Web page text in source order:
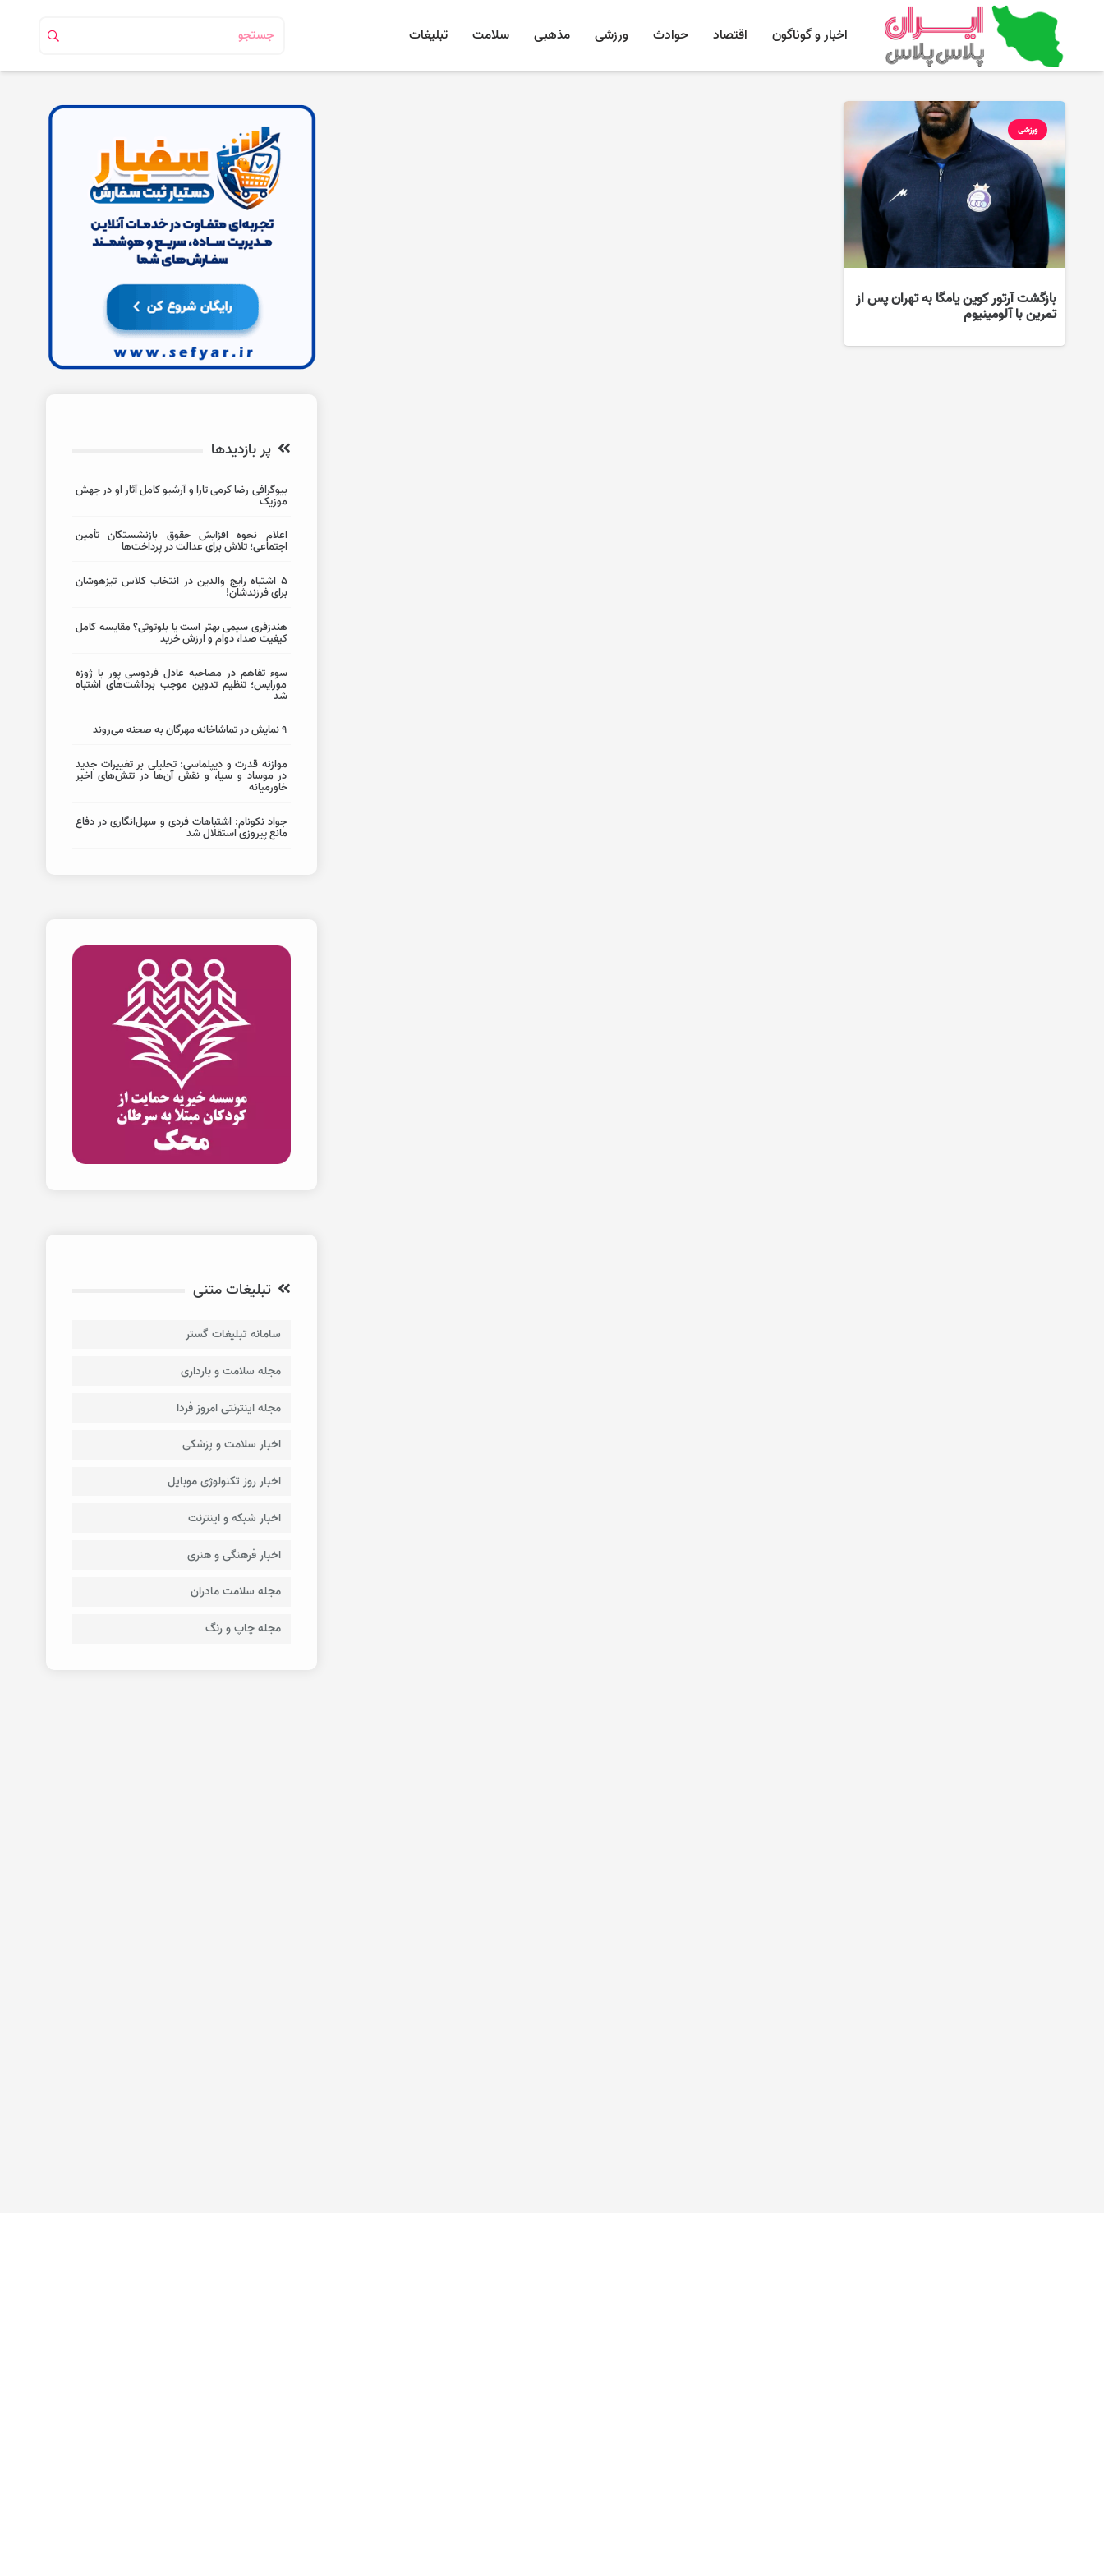
اخبار و گوناگون اقتصاد حوادث ورزشی مذهبی سلامت تبلیغات
ورزشی
بازگشت آرتور کوین یامگا به تهران پس از
تمرین با آلومینیوم
پر بازدیدها
بیوگرافی رضا کرمی تارا و آرشیو کامل آثار او در جهش
موزیک
اعلام نحوه افزایش حقوق بازنشستگان تأمین
اجتماعی؛ تلاش برای عدالت در پرداخت‌ها
5 اشتباه رایج والدین در انتخاب کلاس تیزهوشان
برای فرزندشان!
هندزفری سیمی بهتر است یا بلوتوثی؟ مقایسه کامل
کیفیت صدا، دوام و ارزش خرید
سوء تفاهم در مصاحبه عادل فردوسی پور با ژوزه
مورایس؛ تنظیم تدوین موجب برداشت‌های اشتباه
شد
۹ نمایش در تماشاخانه مهرگان به صحنه می‌روند
موازنه قدرت و دیپلماسی: تحلیلی بر تغییرات جدید
در موساد و سیا، و نقش آن‌ها در تنش‌های اخیر
خاورمیانه
جواد نکونام: اشتباهات فردی و سهل‌انگاری در دفاع
مانع پیروزی استقلال شد
تبلیغات متنی
سامانه تبلیغات گستر
مجله سلامت و بارداری
مجله اینترنتی امروز فردا
اخبار سلامت و پزشکی
اخبار روز تکنولوژی موبایل
اخبار شبکه و اینترنت
اخبار فرهنگی و هنری
مجله سلامت مادران
مجله چاپ و رنگ